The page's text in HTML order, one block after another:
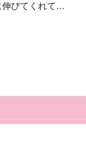
伸びてくれて…